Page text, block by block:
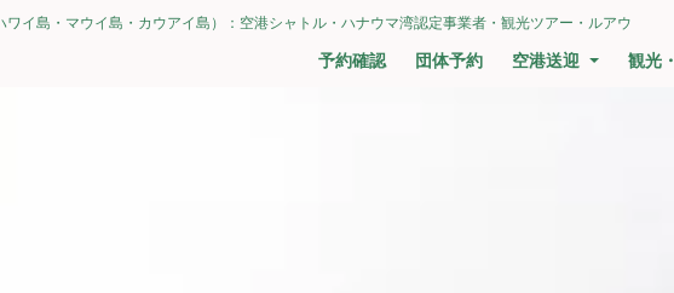
ワイ島・マウイ島・カウアイ島）：空港シャトル・ハナウマ湾認定事業者・観光ツアー・ルアウ
予約確認 団体予約 空港送迎 観光